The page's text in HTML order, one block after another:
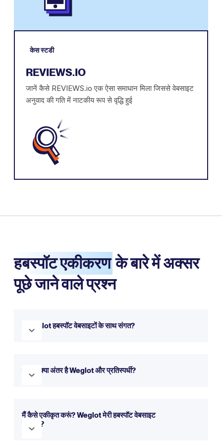
केस स्टडी
REVIEWS.IO
जानें कैसे REVIEWS.io एक ऐसा समाधान मिला जिससे वेबसाइट
अनुवाद की गति में नाटकीय रूप से वृद्धि हुई
हबस्पॉट एकीकरण के बारे में अक्सर
पूछे जाने वाले प्रश्न
है Weglot हबस्पॉट वेबसाइटों के साथ संगत?
कुछ ही मिनटों में बहुभाषी बनाने के लिए सहजता से एकीकृत हो जाता है। आप
इसे हमारे परीक्षण के साथ मुफ़्त में आज़मा सकते हैं।
के बीच क्या अंतर है Weglot और प्रतिस्पर्धी?
एक व्यापक दृष्टिकोण प्रदान करता है। अधिक जानकारी के लिए आप हमारा
तुलना पृष्ठ देख सकते हैं।
मैं कैसे एकीकृत करूं? Weglot मेरी हबस्पॉट वेबसाइट
के साथ?